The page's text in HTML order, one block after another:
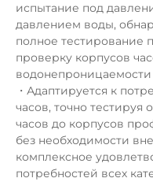
испытание под
давлением воды,
полное тестирование
проверку корпусов
водонепроницаемости
・Адаптируется к
часов, точно тестируя
часов до корпусов
без необходимости
комплексное
потребностей всех